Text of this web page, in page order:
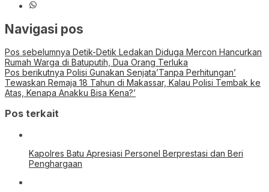
Navigasi pos
Pos sebelumnya Detik-Detik Ledakan Diduga Mercon Hancurkan
Rumah Warga di Batuputih, Dua Orang Terluka
Pos berikutnya Polisi Gunakan Senjata’Tanpa Perhitungan’
Tewaskan Remaja 18 Tahun di Makassar, Kalau Polisi Tembak ke
Atas, Kenapa Anakku Bisa Kena?’
Pos terkait
Kapolres Batu Apresiasi Personel Berprestasi dan Beri
Penghargaan